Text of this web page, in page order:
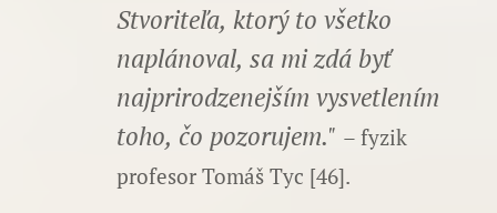
Stvoriteľa, ktorý to všetko
naplánoval, sa mi zdá byť
najprirodzenejším vysvetlením
toho, čo pozorujem." – fyzik
profesor Tomáš Tyc [46].